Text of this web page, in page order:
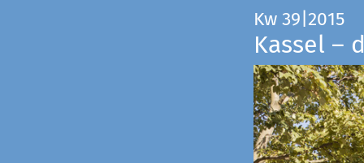
Kw 39|2015
Kassel –